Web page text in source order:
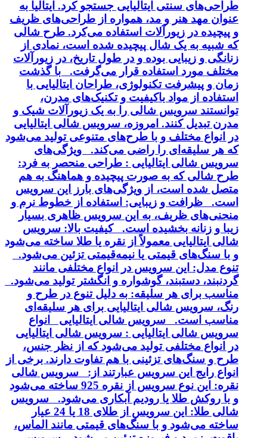
طراحی‌های سنتی ایتالیایی جستجو کرد. ایتالیا به
عنوان مهد هنر و مد، همواره از طراحی‌های ظریف
و پیچیده در زیورآلات استفاده می‌کرد. طرح شالی
که شبیه به یک شال پیچیده شده است، نمادی از
زنانگی و زیبایی بوده و در طول تاریخ، در زیورآلات
مختلف مورد استفاده قرار می‌گرفت. با گذشت
زمان و پیشرفت تکنولوژی، طراحان ایتالیایی با
استفاده از مواد باکیفیت و تکنیک‌های مدرن،
توانستند سرویس شالی را به یک زیورآلات شیک و
مدرن تبدیل کنند. امروزه، سرویس شالی ایتالیایی
در انواع مختلف و با طرح‌های متنوعی تولید می‌شود
که هر سلیقه‌ای را راضی می‌کند. ویژگی‌های
سرویس شالی ایتالیایی : طراحی منحصر به فرد:
طرح شالی که به صورت پیچیده و هماهنگ به هم
متصل شده است، از ویژگی‌های بارز این سرویس
است. ظرافت و زیبایی: استفاده از خطوط نرم و
منحنی‌های ظریف، به این سرویس ظاهری بسیار
زیبا و زنانه بخشیده است. کیفیت بالا: سرویس
شالی ایتالیایی معمولاً از نقره یا طلا ساخته می‌شود
و با سنگ‌های قیمتی یا نیمه‌قیمتی تزئین می‌شود.
تنوع مدل: این سرویس در انواع مختلفی مانند
گردنبند، دستبند، گوشواره و انگشتر تولید می‌شود.
مناسب برای هر سلیقه: به دلیل تنوع در طرح و
رنگ، سرویس شالی ایتالیایی برای هر سلیقه‌ای
مناسب است. سرویس شالی ایتالیایی انواع
سرویس شالی ایتالیایی : سرویس شالی ایتالیایی
در انواع مختلفی تولید می‌شود که از نظر جنس،
طرح و سنگ‌های تزئینی با هم تفاوت دارند. برخی از
انواع رایج این سرویس عبارتند از: سرویس شالی
نقره: این نوع سرویس از نقره 925 ساخته می‌شود
و با روکش طلا یا رودیم آبکاری می‌شود. سرویس
شالی طلا: این سرویس از طلای 18 یا 24 عیار
ساخته می‌شود و با سنگ‌های قیمتی مانند الماس،